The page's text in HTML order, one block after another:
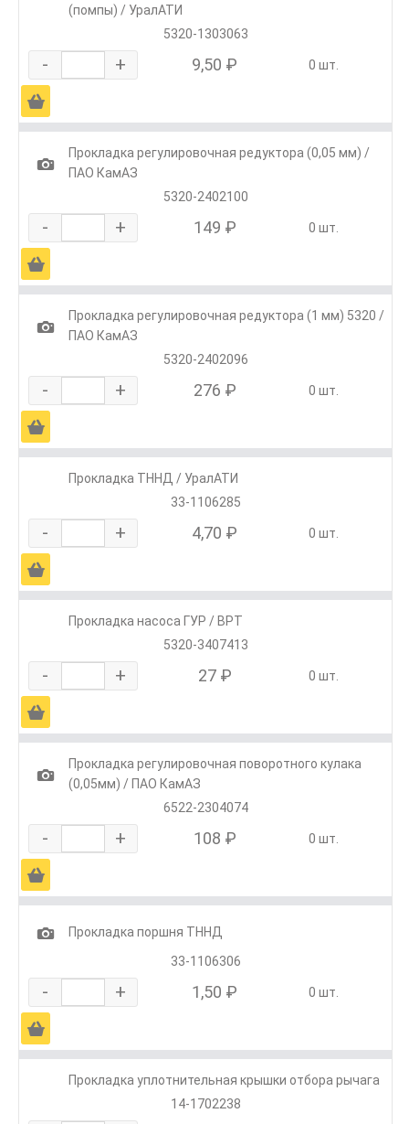
(помпы) / УралАТИ
5320-1303063
- + 9,50 ₽ 0 шт.
Ä
1
Прокладка регулировочная редуктора (0,05 мм) /
ПАО КамАЗ
5320-2402100
- + 149 ₽ 0 шт.
Ä
1
Прокладка регулировочная редуктора (1 мм) 5320 /
ПАО КамАЗ
5320-2402096
- + 276 ₽ 0 шт.
Ä
Прокладка ТННД / УралАТИ
33-1106285
- + 4,70 ₽ 0 шт.
Ä
Прокладка насоса ГУР / ВРТ
5320-3407413
- + 27 ₽ 0 шт.
Ä
1
Прокладка регулировочная поворотного кулака
(0,05мм) / ПАО КамАЗ
6522-2304074
- + 108 ₽ 0 шт.
Ä
1
Прокладка поршня ТННД
33-1106306
- + 1,50 ₽ 0 шт.
Ä
Прокладка уплотнительная крышки отбора рычага
14-1702238